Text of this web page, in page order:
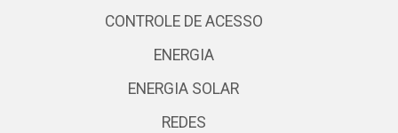
CONTROLE DE ACESSO
ENERGIA
ENERGIA SOLAR
REDES